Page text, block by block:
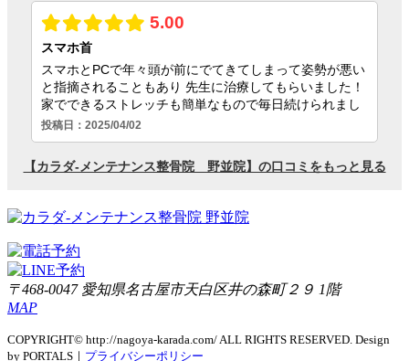
〒468-0047 愛知県名古屋市天白区井の森町２９ 1階
MAP
COPYRIGHT© http://nagoya-karada.com/ ALL RIGHTS RESERVED. Design
by PORTALS｜ プライバシーポリシー